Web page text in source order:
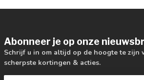
Abonneer je op onze
Schrijf u in om altijd op de hoogte te zijn
scherpste kortingen & acties.